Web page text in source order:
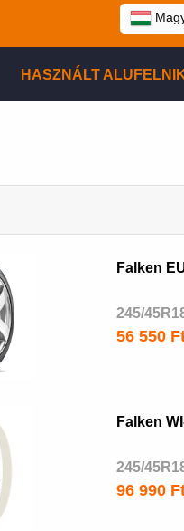
HASZNÁLT
Falken
245/
56 550
Falken
245/
96 990